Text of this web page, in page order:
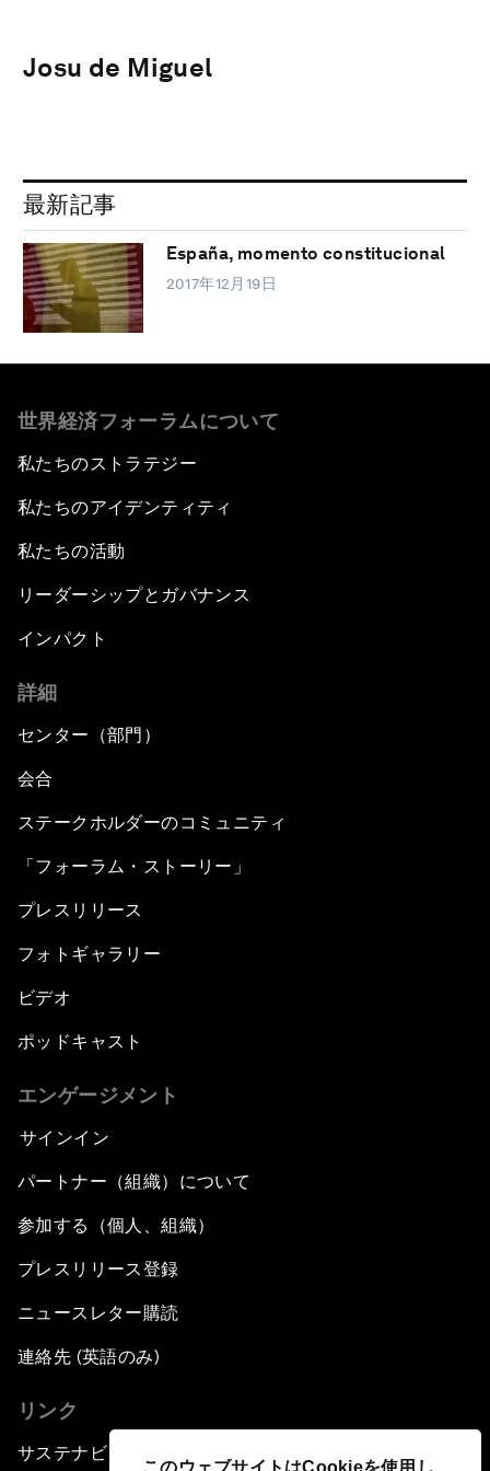
このウェブサイトはCookieを使用し
Josu de Miguel
最新記事
España, momento constitucional
2017年12月19日
世界経済フォーラムについて
私たちのストラテジー
私たちのアイデンティティ
私たちの活動
リーダーシップとガバナンス
インパクト
詳細
センター（部門）
会合
ステークホルダーのコミュニティ
「フォーラム・ストーリー」
プレスリリース
フォトギャラリー
ビデオ
ポッドキャスト
エンゲージメント
サインイン
パートナー（組織）について
参加する（個人、組織）
プレスリリース登録
ニュースレター購読
連絡先 (英語のみ)
リンク
サステナビリティへの取り組み